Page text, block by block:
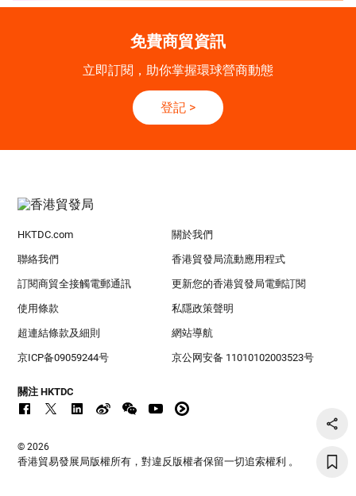
免費商貿資訊
立即訂閱，助你掌握環球營商動態
登記 >
HKTDC.com 關於我們
聯絡我們 香港貿發局流動應用程式
訂閱商貿全接觸電郵通訊 更新您的香港貿發局電郵訂閱
使用條款 私隱政策聲明
超連結條款及細則 網站導航
京ICP备09059244号 京公网安备 11010102003523号
關注 HKTDC
© 2026
香港貿易發展局版權所有，對違反版權者保留一切追索權利 。